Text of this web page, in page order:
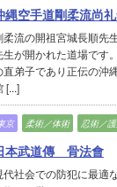
縄空手道剛柔流尚
柔流の開祖宮城長順先
生が開かれた道場です
直弟子であり正伝の沖
[...]
京 柔術／体術 忍術／
本武道傳 骨法會
代社会での防犯に最適